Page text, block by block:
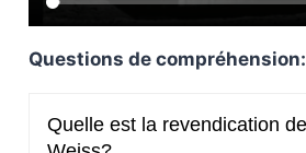
Questions de compréhension: